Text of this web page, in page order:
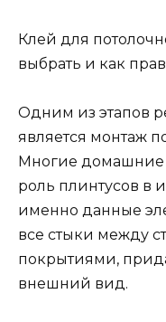
Клей для
выбрать и как
Одним из этапов
является монтаж
Многие домашние
роль плинтусов в
именно данные
все стыки между
покрытиями,
внешний вид.